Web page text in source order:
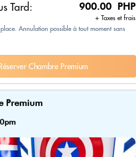
Tard: 900.00 PHP
+ Taxes et frais
Annulation possible à tout moment sans
Chambre Premium
Premium